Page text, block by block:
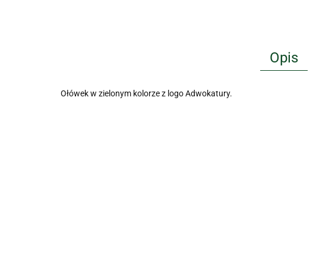
Opis
Ołówek w zielonym kolorze z logo Adwokatury.